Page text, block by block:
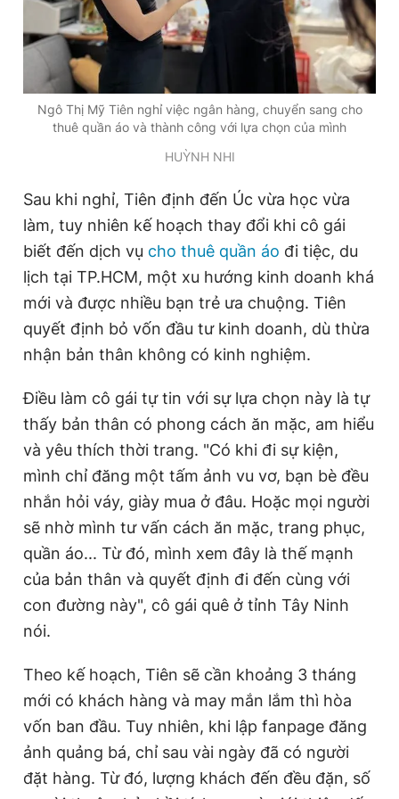
Giấy phép xuất bản số 110/GP - BTTTT cấp ngày 24.3.2020
© 2003-2026 Bản quyền thuộc về Báo Thanh Niên. Cấm sao
chép dưới mọi hình thức nếu không có sự chấp thuận bằng văn
bản. Phát triển bởi ePi Technologies, JSC.
Ngô Thị Mỹ Tiên nghỉ việc ngân hàng, chuyển sang cho
thuê quần áo và thành công với lựa chọn của mình
HUỲNH NHI
Sau khi nghỉ, Tiên định đến Úc vừa học vừa
làm, tuy nhiên kế hoạch thay đổi khi cô gái
biết đến dịch vụ cho thuê quần áo đi tiệc, du
lịch tại TP.HCM, một xu hướng kinh doanh khá
mới và được nhiều bạn trẻ ưa chuộng. Tiên
quyết định bỏ vốn đầu tư kinh doanh, dù thừa
nhận bản thân không có kinh nghiệm.
Điều làm cô gái tự tin với sự lựa chọn này là tự
thấy bản thân có phong cách ăn mặc, am hiểu
và yêu thích thời trang. "Có khi đi sự kiện,
mình chỉ đăng một tấm ảnh vu vơ, bạn bè đều
nhắn hỏi váy, giày mua ở đâu. Hoặc mọi người
sẽ nhờ mình tư vấn cách ăn mặc, trang phục,
quần áo... Từ đó, mình xem đây là thế mạnh
của bản thân và quyết định đi đến cùng với
con đường này", cô gái quê ở tỉnh Tây Ninh
nói.
Theo kế hoạch, Tiên sẽ cần khoảng 3 tháng
mới có khách hàng và may mắn lắm thì hòa
vốn ban đầu. Tuy nhiên, khi lập fanpage đăng
ảnh quảng bá, chỉ sau vài ngày đã có người
đặt hàng. Từ đó, lượng khách đến đều đặn, số